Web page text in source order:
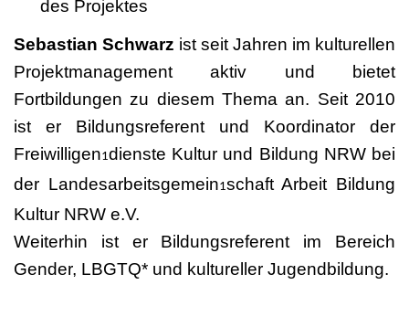
des Projektes
Sebastian Schwarz ist seit Jahren im kulturellen
Projektmanagement aktiv und bietet
Fortbildungen zu diesem Thema an. Seit 2010
ist er Bildungsreferent und Koordinator der
Freiwilligen1dienste Kultur und Bildung NRW bei
der Landesarbeitsgemein1schaft Arbeit Bildung
Kultur NRW e.V.
Weiterhin ist er Bildungsreferent im Bereich
Gender, LBGTQ* und kultureller Jugendbildung.